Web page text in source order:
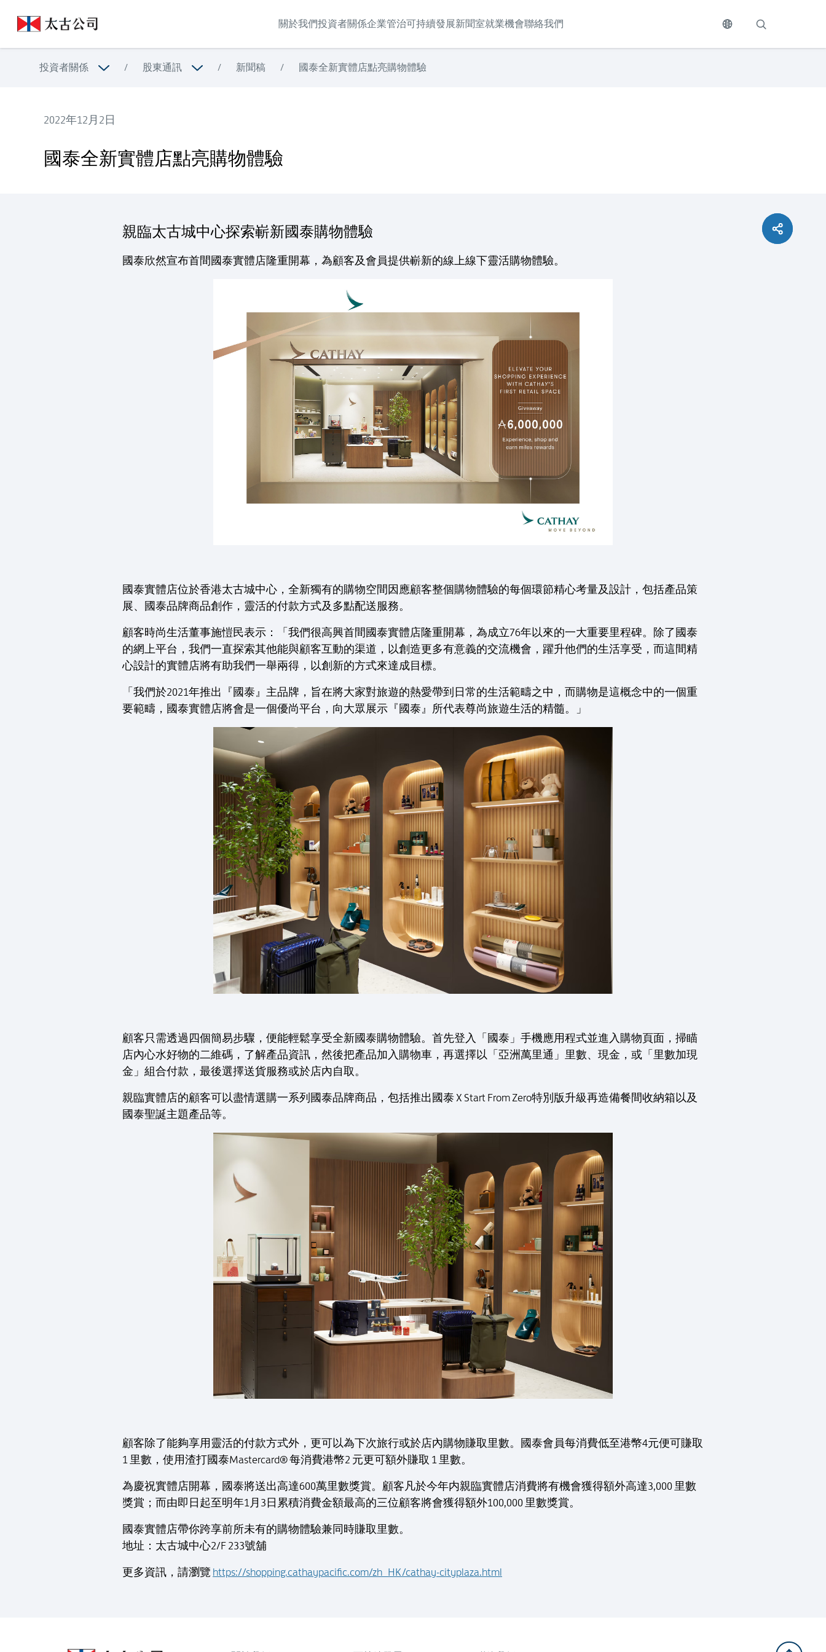
關於我們投資者關係企業管治可持續發展新聞室就業機會聯絡我們
投資者關係 / 股東通訊 / 新聞稿 / 國泰全新實體店點亮購物體驗
2022年12月2日
國泰全新實體店點亮購物體驗
親臨太古城中心探索嶄新國泰購物體驗
國泰欣然宣布首間國泰實體店隆重開幕，為顧客及會員提供嶄新的線上線下靈活購物體驗。
國泰實體店位於香港太古城中心，全新獨有的購物空間因應顧客整個購物體驗的每個環節精心考量及設計，包括產品策
展、國泰品牌商品創作，靈活的付款方式及多點配送服務。
顧客時尚生活董事施愷民表示：「我們很高興首間國泰實體店隆重開幕，為成立76年以來的一大重要里程碑。除了國泰
的網上平台，我們一直探索其他能與顧客互動的渠道，以創造更多有意義的交流機會，躍升他們的生活享受，而這間精
心設計的實體店將有助我們一舉兩得，以創新的方式來達成目標。
「我們於2021年推出『國泰』主品牌，旨在將大家對旅遊的熱愛帶到日常的生活範疇之中，而購物是這概念中的一個重
要範疇，國泰實體店將會是一個優尚平台，向大眾展示『國泰』所代表尊尚旅遊生活的精髓。」
顧客只需透過四個簡易步驟，便能輕鬆享受全新國泰購物體驗。首先登入「國泰」手機應用程式並進入購物頁面，掃瞄
店內心水好物的二維碼，了解產品資訊，然後把產品加入購物車，再選擇以「亞洲萬里通」里數、現金，或「里數加現
金」組合付款，最後選擇送貨服務或於店內自取。
親臨實體店的顧客可以盡情選購一系列國泰品牌商品，包括推出國泰 X Start From Zero特別版升級再造備餐間收納箱以及
國泰聖誕主題產品等。
顧客除了能夠享用靈活的付款方式外，更可以為下次旅行或於店內購物賺取里數。國泰會員每消費低至港幣4元便可賺取
1 里數，使用渣打國泰Mastercard® 每消費港幣2 元更可額外賺取 1 里數。
為慶祝實體店開幕，國泰將送出高達600萬里數獎賞。顧客凡於今年内親臨實體店消費將有機會獲得額外高達3,000 里數
獎賞；而由即日起至明年1月3日累積消費金額最高的三位顧客將會獲得額外100,000 里數獎賞。
國泰實體店帶你跨享前所未有的購物體驗兼同時賺取里數。
地址：太古城中心2/F 233號舖
更多資訊，請瀏覽 https://shopping.cathaypacific.com/zh_HK/cathay-cityplaza.html